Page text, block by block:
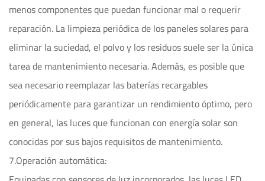
menos componentes que puedan funcionar mal o requerir
reparación. La limpieza periódica de los paneles solares para
eliminar la suciedad, el polvo y los residuos suele ser la única
tarea de mantenimiento necesaria. Además, es posible que
sea necesario reemplazar las baterías recargables
periódicamente para garantizar un rendimiento óptimo, pero
en general, las luces que funcionan con energía solar son
conocidas por sus bajos requisitos de mantenimiento.
7.Operación automática: